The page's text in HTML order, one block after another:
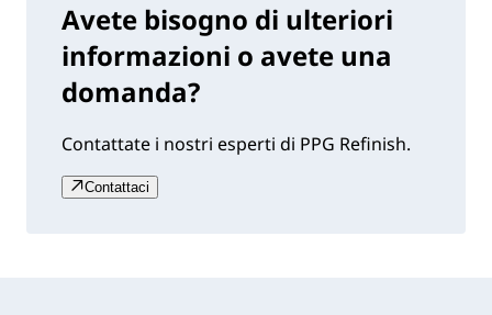
Avete bisogno di ulteriori
informazioni o avete una
domanda?
Contattate i nostri esperti di PPG Refinish.
Contattaci